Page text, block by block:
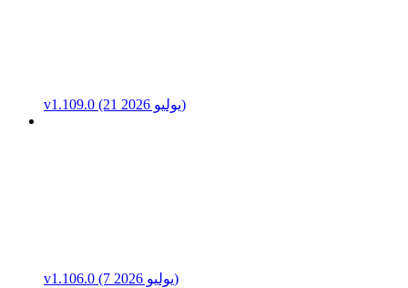
v1.109.0 (21 يوليو 2026)
v1.106.0 (7 يوليو 2026)